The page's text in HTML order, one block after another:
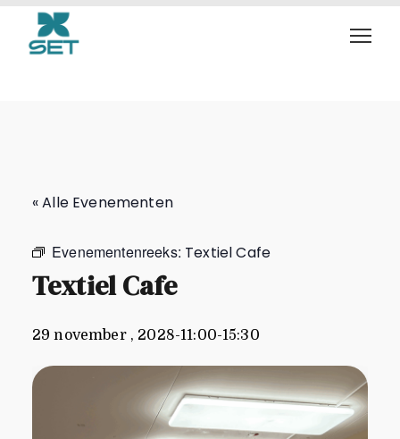
Textiel Cafe
« Alle Evenementen
Evenementenreeks: Textiel Cafe
Textiel Cafe
29 november , 2028-11:00-15:30